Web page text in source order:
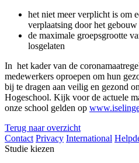
het niet meer verplicht is om
verplaatsing door het gebouw
de maximale groepsgrootte
losgelaten
In het kader van de
medewerkers oproepen om hun
bij te dragen aan veilig en gezond
Hogeschool. Kijk voor de actuele
onze school gelden op
Terug naar overzicht
Contact Privacy International
Studie kiezen